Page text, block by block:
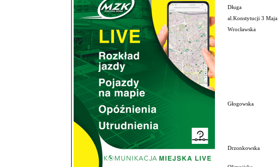
Długa
al.Konstytucji 3 Maja
Wrocławska
Głogowska
Drzonkowska